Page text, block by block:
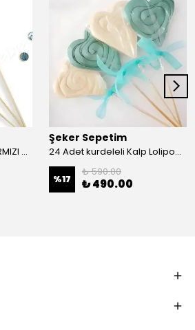
12 ADET KALP LOLİPOP KIRMIZI BEYAZ
Şeker Sepetim
24 Adet kurdeleli Kalp Lolipop Şekeri Tek renk Nil Yeşili ve Beyaz L31
%17
₺ 590.00
₺ 490.00